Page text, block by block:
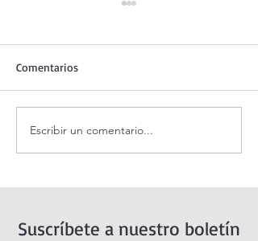
Santo Rosario de hoy
viernes. Misterios
Comentarios
Escribir un comentario...
Suscríbete a nuestro boletín